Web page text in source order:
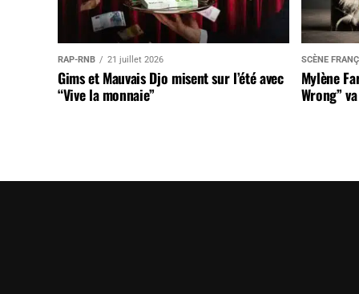
RAP-RNB 21 juillet 2026
Gims et Mauvais Djo misent sur l’été avec
“Vive la monnaie”
SCÈNE
Mylène
Wrong”